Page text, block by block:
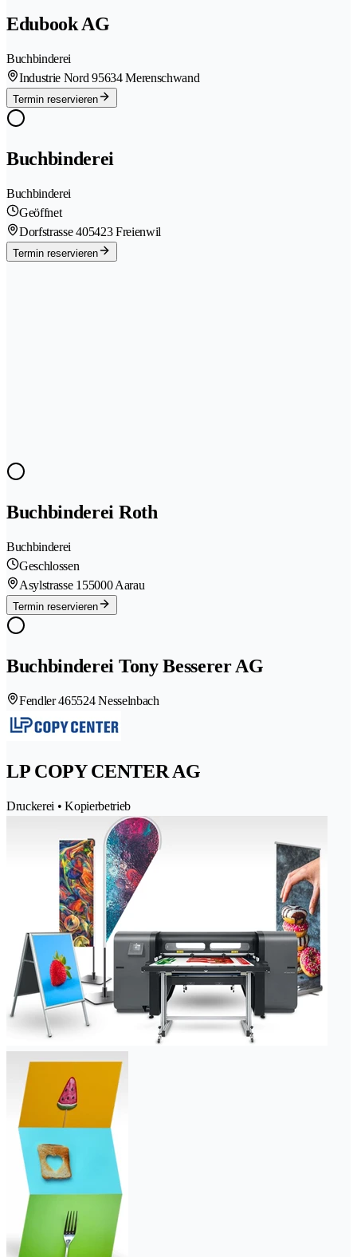
Edubook AG
Buchbinderei
Industrie Nord 95634 Merenschwand
Termin reservieren
Buchbinderei
Buchbinderei
Geöffnet
Dorfstrasse 405423 Freienwil
Termin reservieren
Buchbinderei Roth
Buchbinderei
Geschlossen
Asylstrasse 155000 Aarau
Termin reservieren
Buchbinderei Tony Besserer AG
Fendler 465524 Nesselnbach
LP COPY CENTER AG
Druckerei • Kopierbetrieb